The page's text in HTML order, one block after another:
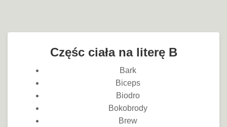
Częśc ciała na literę B
Bark
Biceps
Biodro
Bokobrody
Brew